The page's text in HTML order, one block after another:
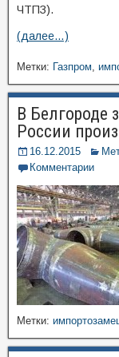
ЧТПЗ).
(далее…)
Метки: Газпром,
В Белгороде
России
16.12.2015
Комментарии
Метки: